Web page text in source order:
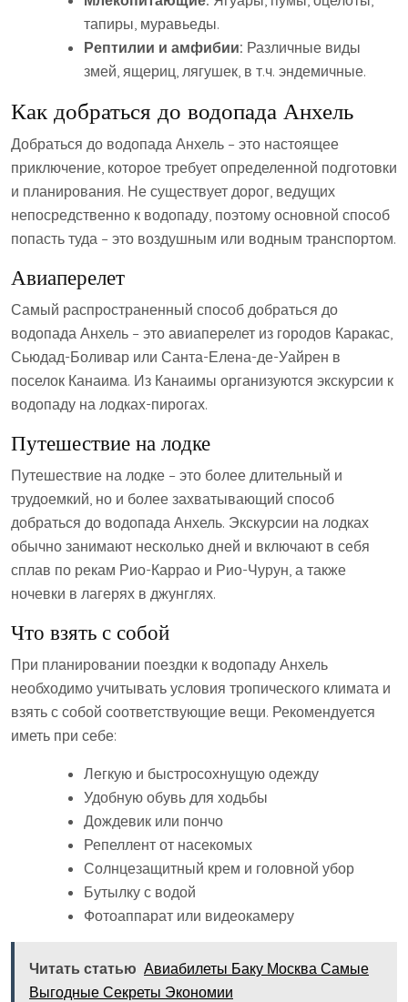
тапиры, муравьеды.
Рептилии и амфибии: Различные виды
змей, ящериц, лягушек, в т.ч. эндемичные.
Как добраться до водопада Анхель
Добраться до водопада Анхель – это настоящее
приключение, которое требует определенной подготовки
и планирования. Не существует дорог, ведущих
непосредственно к водопаду, поэтому основной способ
попасть туда – это воздушным или водным транспортом.
Авиаперелет
Самый распространенный способ добраться до
водопада Анхель – это авиаперелет из городов Каракас,
Сьюдад-Боливар или Санта-Елена-де-Уайрен в
поселок Канаима. Из Канаимы организуются экскурсии к
водопаду на лодках-пирогах.
Путешествие на лодке
Путешествие на лодке – это более длительный и
трудоемкий, но и более захватывающий способ
добраться до водопада Анхель. Экскурсии на лодках
обычно занимают несколько дней и включают в себя
сплав по рекам Рио-Каррао и Рио-Чурун, а также
ночевки в лагерях в джунглях.
Что взять с собой
При планировании поездки к водопаду Анхель
необходимо учитывать условия тропического климата и
взять с собой соответствующие вещи. Рекомендуется
иметь при себе:
Легкую и быстросохнущую одежду
Удобную обувь для ходьбы
Дождевик или пончо
Репеллент от насекомых
Солнцезащитный крем и головной убор
Бутылку с водой
Фотоаппарат или видеокамеру
Читать статью Авиабилеты Баку Москва Самые
Выгодные Секреты Экономии